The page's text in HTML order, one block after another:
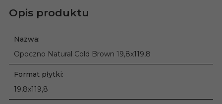
Opis produktu
Nazwa:
Opoczno Natural Cold Brown 19,8x119,8
Format płytki:
19,8x119,8